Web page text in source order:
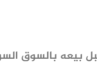
قبل بيعه بالسوق